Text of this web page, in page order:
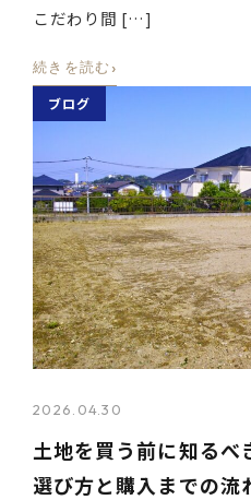
こだわり間 […]
続きを読む ›
ブログ
2026.04.30
土地を買う前に知るべ
選び方と購入までの流